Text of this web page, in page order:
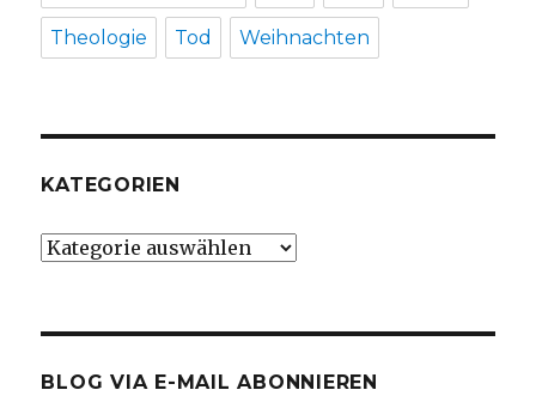
Theologie Tod Weihnachten
KATEGORIEN
Kategorien
BLOG VIA E-MAIL ABONNIEREN